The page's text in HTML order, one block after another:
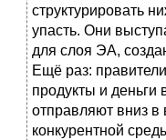
структурировать
упасть. Они
для слоя ЭА,
Ещё раз:
продукты и деньги
отправляют вниз в
конкурентной